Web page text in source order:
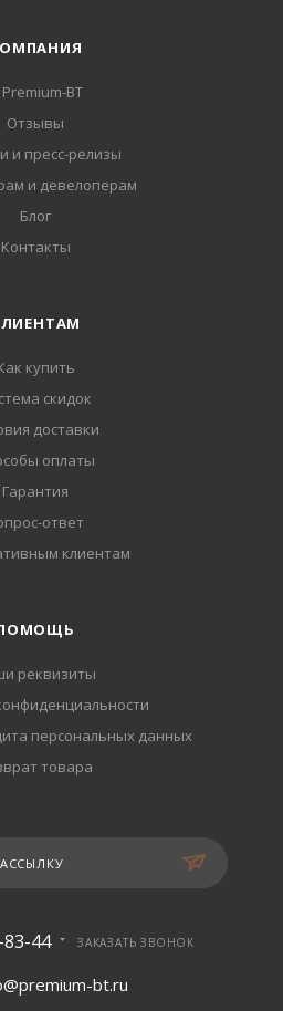
BT
Отзывы
и пресс-релизы
и девелоперам
Блог
Контакты
купить
скидок
доставки
оплаты
Гарантия
ответ
клиентам
реквизиты
персональных данных
товара
83-44 ЗАКАЗАТЬ ЗВОНОК
bt.ru